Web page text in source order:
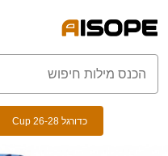
כדורגל Cup 26-28